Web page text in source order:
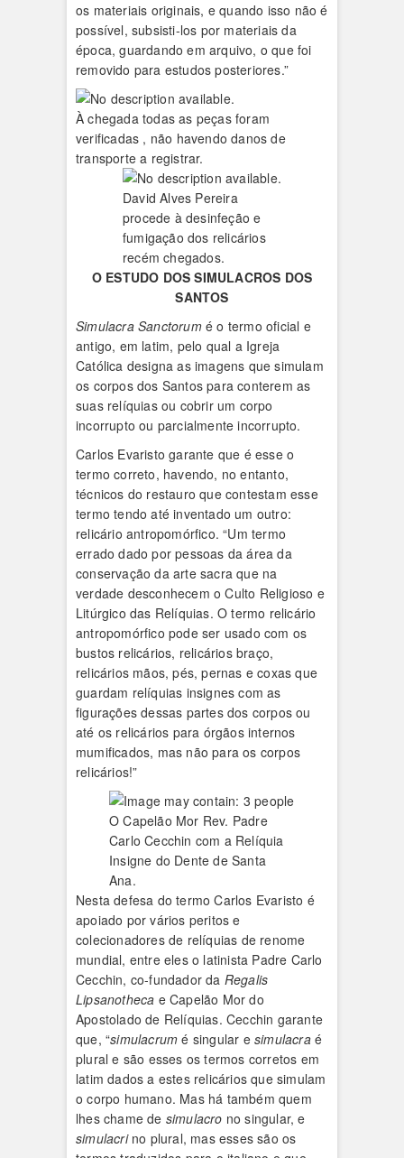
os materiais originais, e quando isso não é
possível, subsisti-los por materiais da
época, guardando em arquivo, o que foi
removido para estudos posteriores.”
À chegada todas as peças foram
verificadas , não havendo danos de
transporte a registrar.
David Alves Pereira
procede à desinfeção e
fumigação dos relicários
recém chegados.
O ESTUDO DOS SIMULACROS DOS
SANTOS
Simulacra Sanctorumé o termo oficial e
antigo, em latim, pelo qual a Igreja
Católica designa as imagens que simulam
os corpos dos Santos para conterem as
suas relíquias ou cobrir um corpo
incorrupto ou parcialmente incorrupto.
Carlos Evaristo garante que é esse o
termo correto, havendo, no entanto,
técnicos do restauro que contestam esse
termo tendo até inventado um outro:
relicário antropomórfico. “Um termo
errado dado por pessoas da área da
conservação da arte sacra que na
verdade desconhecem o Culto Religioso e
Litúrgico das Relíquias. O termo relicário
antropomórfico pode ser usado com os
bustos relicários, relicários braço,
relicários mãos, pés, pernas e coxas que
guardam relíquias insignes com as
figurações dessas partes dos corpos ou
até os relicários para órgãos internos
mumificados, mas não para os corpos
relicários!”
O Capelão Mor Rev. Padre
Carlo Cecchin com a Relíquia
Insigne do Dente de Santa
Ana.
Nesta defesa do termo Carlos Evaristo é
apoiado por vários peritos e
colecionadores de relíquias de renome
mundial, entre eles o latinista Padre Carlo
Cecchin, co-fundador da Regalis
Lipsanotheca e Capelão Mor do
Apostolado de Relíquias. Cecchin garante
que, “simulacrum é singular esimulacraé
plural e são esses os termos corretos em
latim dados a estes relicários que simulam
o corpo humano. Mas há também quem
lhes chame de simulacro no singular, e
simulacrino plural, mas esses são os